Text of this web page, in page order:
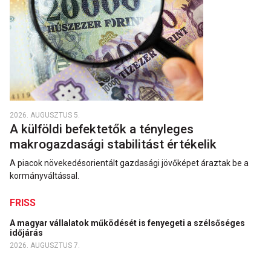
2026. AUGUSZTUS 5.
A külföldi befektetők a tényleges
makrogazdasági stabilitást értékelik
A piacok növekedésorientált gazdasági jövőképet áraztak be a
kormányváltással.
FRISS
A magyar vállalatok működését is fenyegeti a szélsőséges
időjárás
2026. AUGUSZTUS 7.